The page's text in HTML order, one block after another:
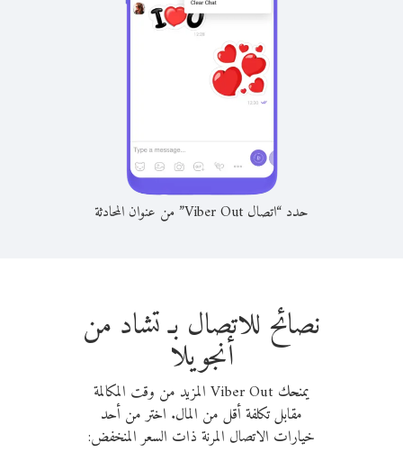
حدد “اتصال Viber Out” من عنوان المحادثة
نصائح للاتصال بـ تشاد من
أنجويلا
يمنحك Viber Out المزيد من وقت المكالمة
مقابل تكلفة أقل من المال. اختر من أحد
خيارات الاتصال المرنة ذات السعر المنخفض: